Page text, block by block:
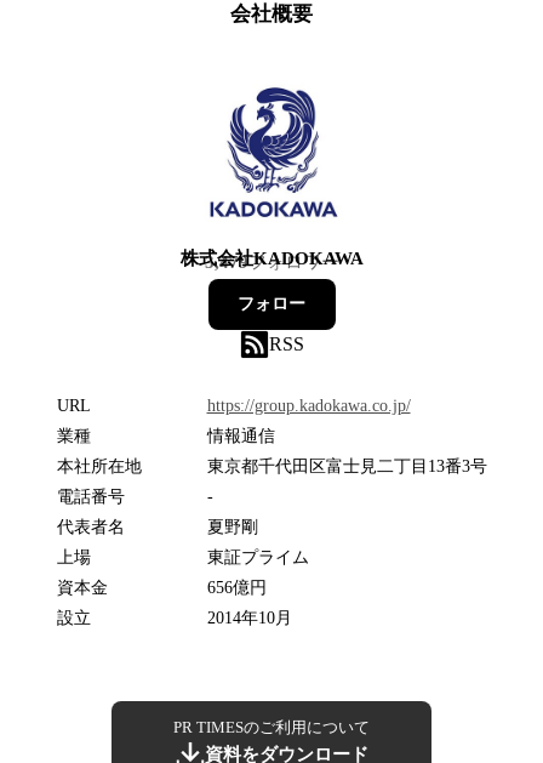
会社概要
株式会社KADOKAWA
3,479フォロワー
フォロー
RSS
URL
https://group.kadokawa.co.jp/
業種
情報通信
本社所在地
東京都千代田区富士見二丁目13番3号
電話番号
-
代表者名
夏野剛
上場
東証プライム
資本金
656億円
設立
2014年10月
PR TIMESのご利用について
資料をダウンロード